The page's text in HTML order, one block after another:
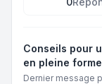
Conseils pour
en pleine
Dernier message